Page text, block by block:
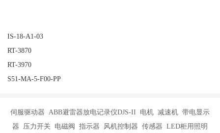
IS-18-A1-03
RT-3870
RT-3970
S51-MA-5-F00-PP
伺服驱动器 ABB避雷器放电记录仪DJS-II 电机 减速机 带电显示
器 压力开关 电磁阀 指示器 风机控制器 传感器 LED柜用照明